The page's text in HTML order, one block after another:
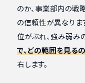
のか、事業部内の戦
の信頼性が異なりま
位がぶれ、強み弱み
で、どの範囲を見る
右します。